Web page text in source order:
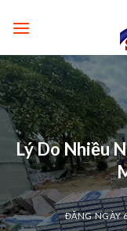
Lý Do Nhiều
ĐĂNG NGÀY